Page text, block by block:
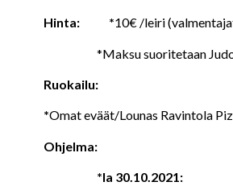
Hinta: *10€ /leiri
*Maksu suoritetaan
Ruokailu:
*Omat eväät/Lounas Ravintola
Ohjelma:
*la 30.10.2021: